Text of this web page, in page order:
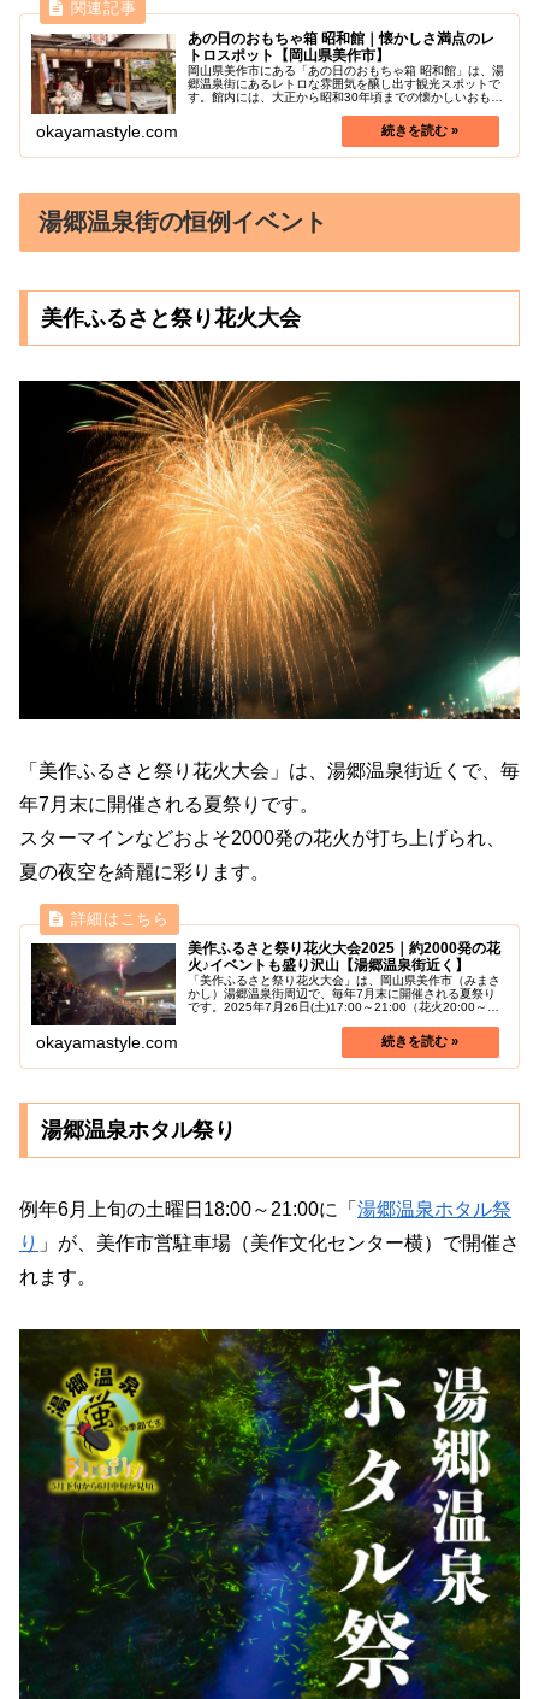
あの日のおもちゃ箱 昭和館｜懐かしさ満点のレ
トロスポット【岡山県美作市】
岡山県美作市にある「あの日のおもちゃ箱 昭和館」は、湯
郷温泉街にあるレトロな雰囲気を醸し出す観光スポットで
す。館内には、大正から昭和30年頃までの懐かしいおもち
okayamastyle.com
湯郷温泉街の恒例イベント
美作ふるさと祭り花火大会
「美作ふるさと祭り花火大会」は、湯郷温泉街近くで、毎
年7月末に開催される夏祭りです。
スターマインなどおよそ2000発の花火が打ち上げられ、
夏の夜空を綺麗に彩ります。
美作ふるさと祭り花火大会2025｜約2000発の花
火♪イベントも盛り沢山【湯郷温泉街近く】
「美作ふるさと祭り花火大会」は、岡山県美作市（みまさ
かし）湯郷温泉街周辺で、毎年7月末に開催される夏祭り
です。2025年7月26日(土)17:00～21:00（花火20:00～
okayamastyle.com
湯郷温泉ホタル祭り
例年6月上旬の土曜日18:00～21:00に「 湯郷温泉ホタル祭
り 」が、美作市営駐車場（美作文化センター横）で開催さ
れます。